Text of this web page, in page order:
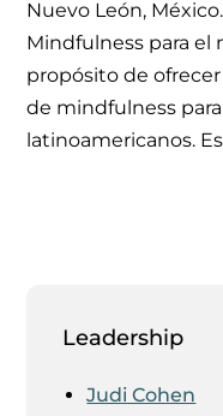
Nuevo León,
Mindfulness para
propósito de
de mindfulness
latinoamericanos.
Leadership
Judi Cohen